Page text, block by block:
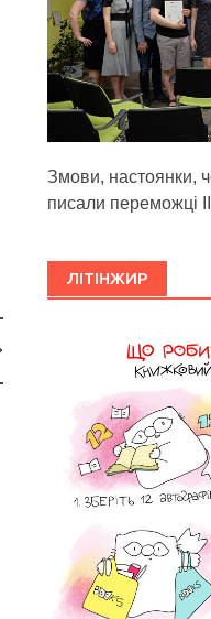
Змови, настоянки,
писали переможці
ЛІТІНЖИР